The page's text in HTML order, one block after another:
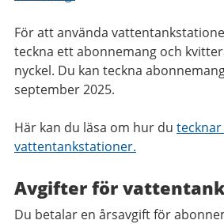
För att använda
teckna ett abonnemang och
nyckel. Du kan teckna
september 2025.
Här kan du läsa om hur du
vattentankstationer.
Avgifter för
Du betalar en årsavgift för